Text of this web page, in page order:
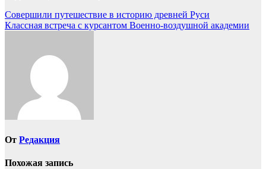
Навигация
по
Совершили путешествие в историю древней Руси
Классная встреча с курсантом Военно-воздушной академии
От Редакция
Похожая запись